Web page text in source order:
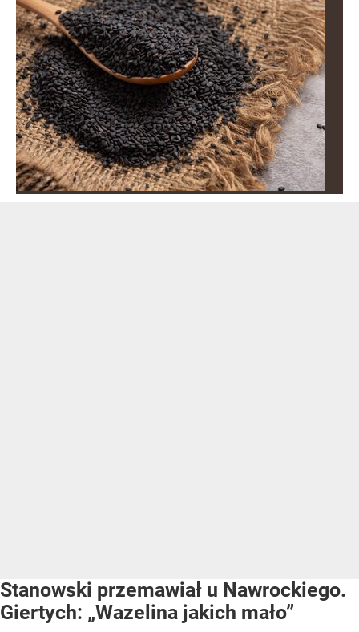
Stanowski przemawiał u Nawrockiego.
Giertych: „Wazelina jakich mało”